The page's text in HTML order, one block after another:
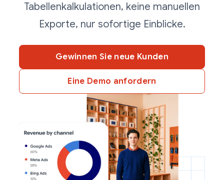
Tabellenkalkulationen, keine manuellen
Exporte, nur sofortige Einblicke.
Gewinnen Sie neue Kunden
Eine Demo anfordern